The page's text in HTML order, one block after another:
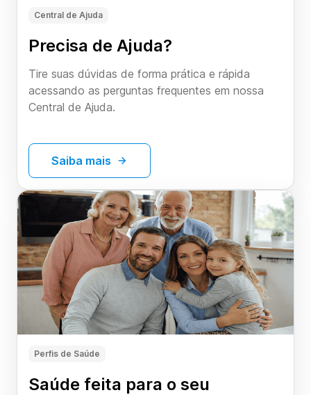
Central de Ajuda
Precisa de Ajuda?
Tire suas dúvidas de forma prática e rápida
acessando as perguntas frequentes em nossa
Central de Ajuda.
Saiba mais
Perfis de Saúde
Saúde feita para o seu